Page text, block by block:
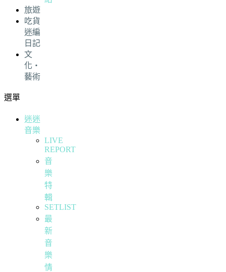
旅遊
吃貨
迷編
日記
文
化・
藝術
選單
迷迷
音樂
LIVE
REPORT
音
樂
特
輯
SETLIST
最
新
音
樂
情